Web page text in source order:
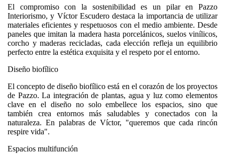
El compromiso con la sostenibilidad es un pilar en Pazzo
Interiorismo, y Víctor Escudero destaca la importancia de utilizar
materiales eficientes y respetuosos con el medio ambiente. Desde
paneles que imitan la madera hasta porcelánicos, suelos vinílicos,
corcho y maderas recicladas, cada elección refleja un equilibrio
perfecto entre la estética exquisita y el respeto por el entorno.
Diseño biofílico
El concepto de diseño biofílico está en el corazón de los proyectos
de Pazzo. La integración de plantas, agua y luz como elementos
clave en el diseño no solo embellece los espacios, sino que
también crea entornos más saludables y conectados con la
naturaleza. En palabras de Víctor, "queremos que cada rincón
respire vida".
Espacios multifunción